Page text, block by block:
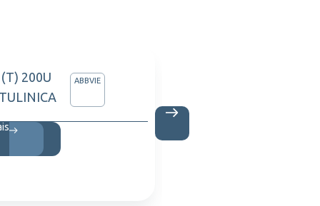
200U
ABBVIE